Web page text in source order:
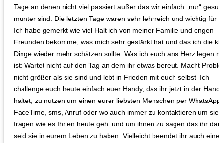
Tage an denen nicht viel passiert außer das wir einfach „nur“
munter sind. Die letzten Tage waren sehr lehrreich und wichtig für
Ich habe gemerkt wie viel Halt ich von meiner Familie und engen
Freunden bekomme, was mich sehr gestärkt hat und das ich die
Dinge wieder mehr schätzen sollte. Was ich euch ans Herz legen
ist: Wartet nicht auf den Tag an dem ihr etwas bereut. Macht
nicht größer als sie sind und lebt in Frieden mit euch selbst. Ich
challenge euch heute einfach euer Handy, das ihr jetzt in der
haltet, zu nutzen um einen eurer liebsten Menschen per
FaceTime, sms, Anruf oder wo auch immer zu kontaktieren um
fragen wie es Ihnen heute geht und um ihnen zu sagen das ihr
seid sie in eurem Leben zu haben. Vielleicht beendet ihr auch